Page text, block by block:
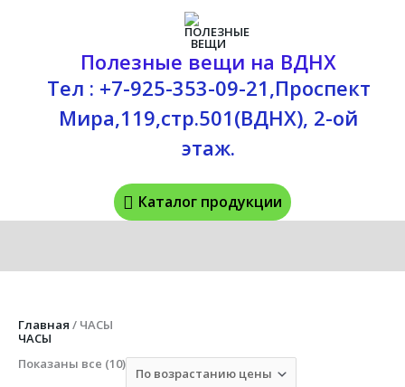
Полезные вещи на ВДНХ
Тел : +7-925-353-09-21,Проспект
Мира,119,стр.501(ВДНХ), 2-ой
этаж.
Каталог
продукции
Каталог продукции
Главная / ЧАСЫ
ЧАСЫ
Показаны все (10)